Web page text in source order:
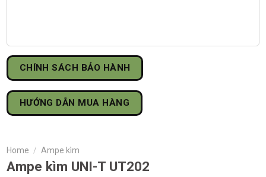
CHÍNH SÁCH BẢO HÀNH
HƯỚNG DẪN MUA HÀNG
Home / Ampe kìm
Ampe kìm UNI-T UT202